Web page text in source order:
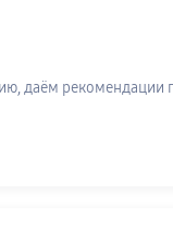
даём рекомендации